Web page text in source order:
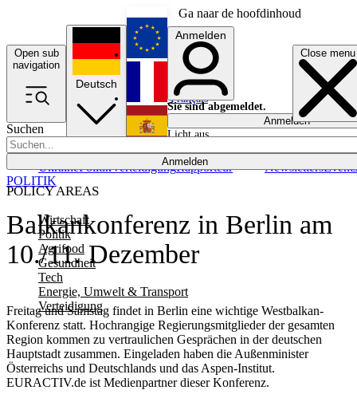
Ga naar de hoofdinhoud
Open sub
navigation
Close menu
Suchen
Anmelden
POLICY AREAS
Wirtschaft
Politik
Agrifood
Gesundheit
Tech
Energie, Umwelt & Transport
Verteidigung
UkrainePolitikVerteidigungRapporteur NewslettersEvents
Deutsch
English
Français
Anmelden
Sie sind abgemeldet.
Anmelden
Licht aus
Balkankonferenz in Berlin am
10./11. Dezember
Freitag und Samstag findet in Berlin eine wichtige Westbalkan-
Konferenz statt. Hochrangige Regierungsmitglieder der gesamten
Region kommen zu vertraulichen Gesprächen in der deutschen
Hauptstadt zusammen. Eingeladen haben die Außenminister
Österreichs und Deutschlands und das Aspen-Institut.
EURACTIV.de ist Medienpartner dieser Konferenz.
POLITIK